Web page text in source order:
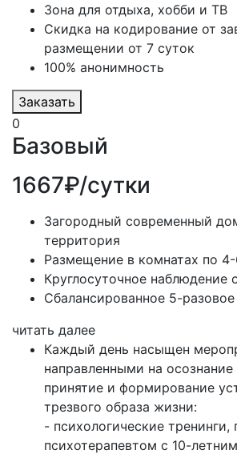
Зона для отдыха, хобби и ТВ
Скидка на кодирование от
размещении от 7 суток
100% анонимность
Заказать
0
Базовый
1667₽/сутки
Загородный современный
территория
Размещение в комнатах по 4-
Круглосуточное наблюдение
Сбалансированное 5-
читать далее
Каждый день насыщен
направленными на
принятие и формирование
трезвого образа жизни:
- психологические
психотерапевтом с 10-